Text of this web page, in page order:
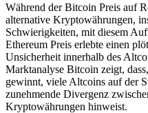
Während der Bitcoin Preis auf
alternative Kryptowährungen,
Schwierigkeiten, mit diesem
Ethereum Preis erlebte einen
Unsicherheit innerhalb des
Marktanalyse Bitcoin zeigt,
gewinnt, viele Altcoins auf der
zunehmende Divergenz
Kryptowährungen hinweist.